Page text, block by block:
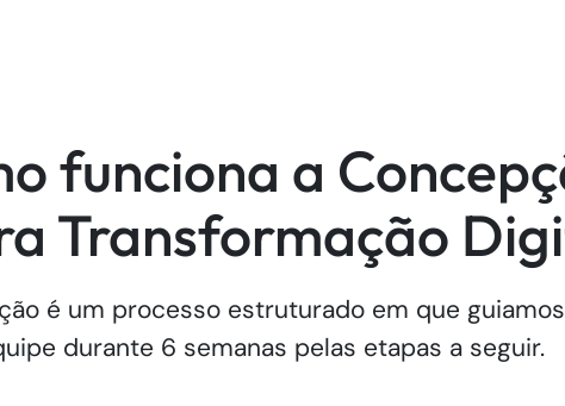
funciona a
Transformação
é um processo estruturado em que
durante 6 semanas pelas etapas a seguir.